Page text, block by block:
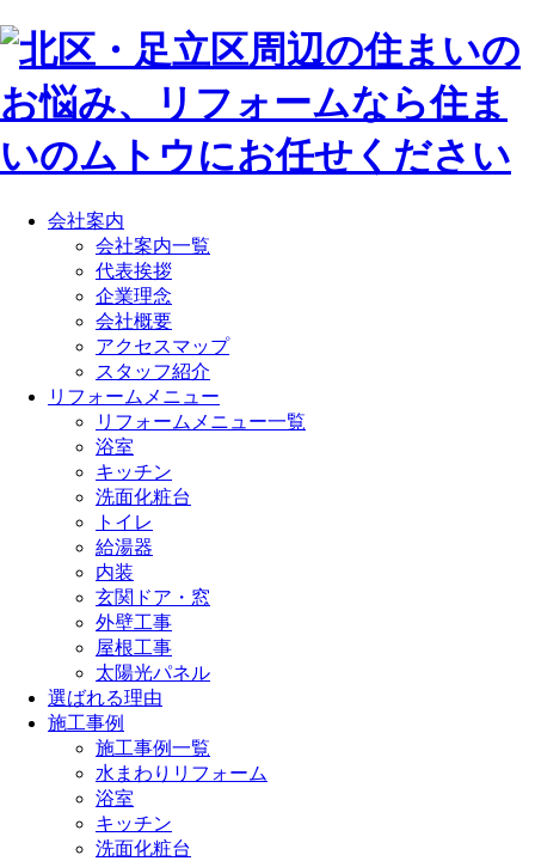
会社案内
会社案内一覧
代表挨拶
企業理念
会社概要
アクセスマップ
スタッフ紹介
リフォームメニュー
リフォームメニュー一覧
浴室
キッチン
洗面化粧台
トイレ
給湯器
内装
玄関ドア・窓
外壁工事
屋根工事
太陽光パネル
選ばれる理由
施工事例
施工事例一覧
水まわりリフォーム
浴室
キッチン
洗面化粧台